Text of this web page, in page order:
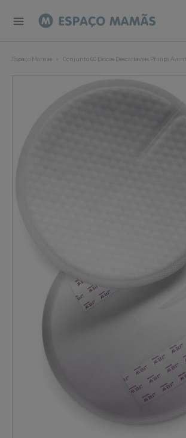
Espaço Mamãs Conjunto 60 Discos Descartáveis Philips Avent